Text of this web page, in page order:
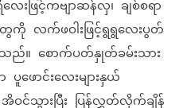
းဖြင့်ကဗျာဆန်လှ၊ ချစ်စရာ
ကို လက်ဖဝါးဖြင့်ရွရွလေးပွတ်
ည်။ စောက်ပတ်နှုတ်ခမ်းသား
ောင်းလေးများနှယ်
သွားပြီး ပြန်လွှတ်လိုက်ချိန်